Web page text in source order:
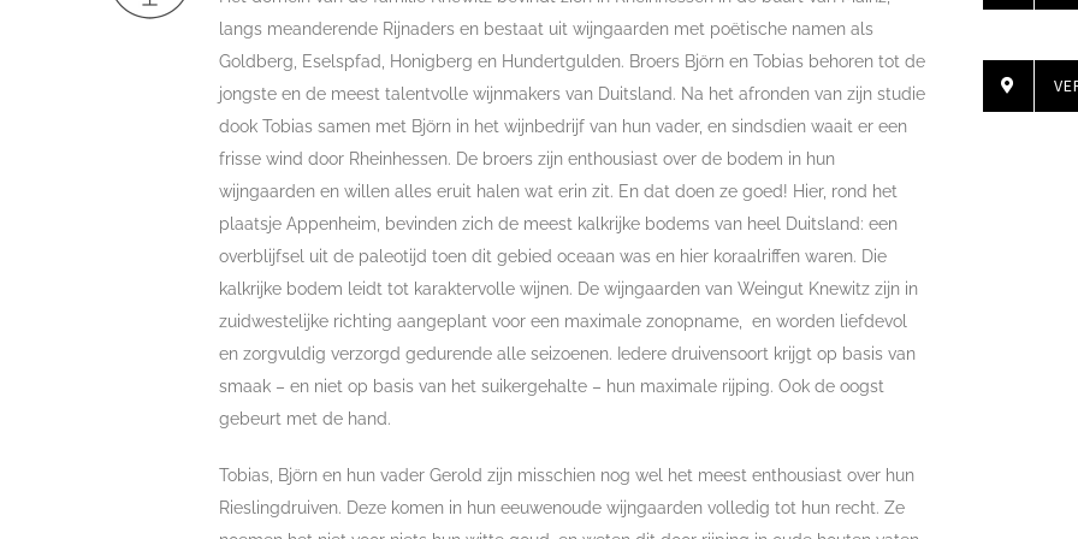
langs meanderende Rijnaders en bestaat uit wijngaarden met poëtische namen als
Goldberg, Eselspfad, Honigberg en Hundertgulden. Broers Björn en Tobias behoren tot de
jongste en de meest talentvolle wijnmakers van Duitsland. Na het afronden van zijn studie
dook Tobias samen met Björn in het wijnbedrijf van hun vader, en sindsdien waait er een
frisse wind door Rheinhessen. De broers zijn enthousiast over de bodem in hun
wijngaarden en willen alles eruit halen wat erin zit. En dat doen ze goed! Hier, rond het
plaatsje Appenheim, bevinden zich de meest kalkrijke bodems van heel Duitsland: een
overblijfsel uit de paleotijd toen dit gebied oceaan was en hier koraalriffen waren. Die
kalkrijke bodem leidt tot karaktervolle wijnen. De wijngaarden van Weingut Knewitz zijn in
zuidwestelijke richting aangeplant voor een maximale zonopname, en worden liefdevol
en zorgvuldig verzorgd gedurende alle seizoenen. Iedere druivensoort krijgt op basis van
smaak – en niet op basis van het suikergehalte – hun maximale rijping. Ook de oogst
gebeurt met de hand.
Tobias, Björn en hun vader Gerold zijn misschien nog wel het meest enthousiast over hun
Rieslingdruiven. Deze komen in hun eeuwenoude wijngaarden volledig tot hun recht. Ze